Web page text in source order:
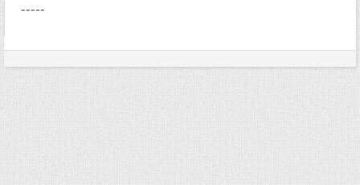
-----